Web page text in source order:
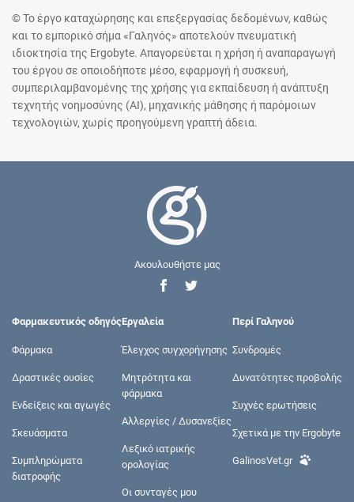
© Το έργο καταχώρησης και επεξεργασίας δεδομένων, καθώς
και το εμπορικό σήμα «Γαληνός» αποτελούν πνευματική
ιδιοκτησία της Ergobyte. Απαγορεύεται η χρήση ή αναπαραγωγή
του έργου σε οποιοδήποτε μέσο, εφαρμογή ή συσκευή,
συμπεριλαμβανομένης της χρήσης για εκπαίδευση ή ανάπτυξη
τεχνητής νοημοσύνης (AI), μηχανικής μάθησης ή παρόμοιων
τεχνολογιών, χωρίς προηγούμενη γραπτή άδεια.
Ακουλουθήστε μας
Φαρμακευτικός οδηγός
Φάρμακα
Δραστικές ουσίες
Ενδείξεις και αγωγές
Σκευάσματα
Συμπληρώματα
διατροφής
Εργαλεία
Έλεγχος συγχορήγησης
Μητρότητα και
φάρμακα
Αλλεργίες / Δυσανεξίες
Λεξικό ιατρικής
ορολογίας
Οι συνταγές μου
Περί Γαληνού
Συνδρομές
Δυνατότητες προβολής
Συχνές ερωτήσεις
Σχετικά με την Ergobyte
GalinosVet.gr